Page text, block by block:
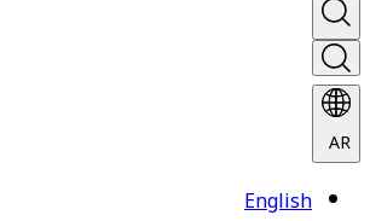
AR
English